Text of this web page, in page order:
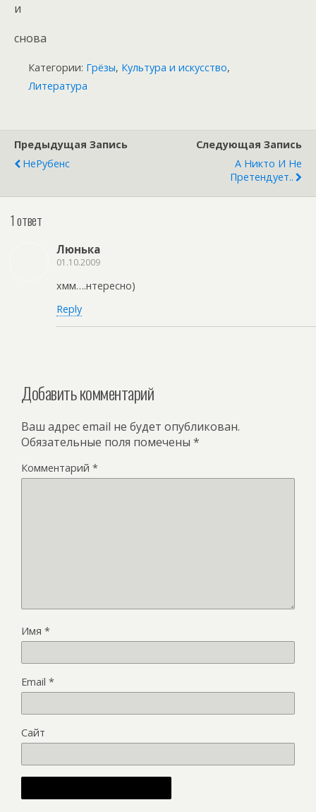
и
снова
Категории: Грёзы, Культура и искусство,
Литература
Предыдущая Запись
НеРубенс
Следующая Запись
А Никто И Не
Претендует..
1 ответ
Люнька
01.10.2009
хмм….нтересно)
Reply
Добавить комментарий
Ваш адрес email не будет опубликован.
Обязательные поля помечены *
Комментарий *
Имя *
Email *
Сайт